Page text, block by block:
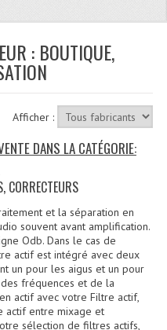
Horaires.
Matériel
Diamants
: BOUTIQUE,
Afficher :
DANS LA CATÉGORIE:
CORRECTEURS
et la séparation en
souvent avant amplification.
Odb. Dans le cas de
actif est intégré avec deux
un pour les aigus et un pour
fréquences et de la
actif avec votre Filtre actif,
actif entre mixage et
sélection de filtres actifs,